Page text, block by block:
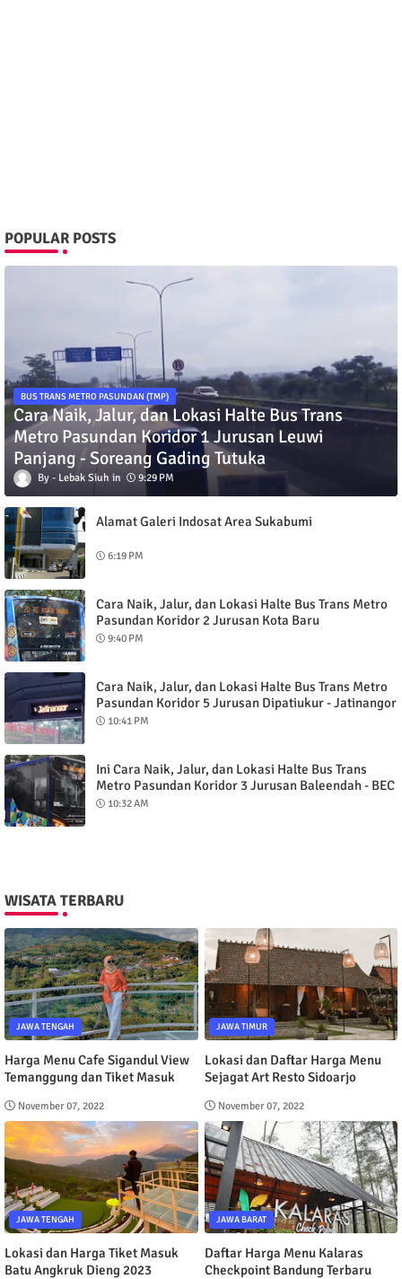
POPULAR POSTS
BUS TRANS METRO PASUNDAN (TMP)
Cara Naik, Jalur, dan Lokasi Halte Bus Trans
Metro Pasundan Koridor 1 Jurusan Leuwi
Panjang - Soreang Gading Tutuka
Lebak Siuh 9:29 PM
Alamat Galeri Indosat Area Sukabumi
6:19 PM
Cara Naik, Jalur, dan Lokasi Halte Bus Trans Metro
Pasundan Koridor 2 Jurusan Kota Baru
Parahyangan - Alun-Alun Bandung
9:40 PM
Cara Naik, Jalur, dan Lokasi Halte Bus Trans Metro
Pasundan Koridor 5 Jurusan Dipatiukur - Jatinangor
via Tol
10:41 PM
Ini Cara Naik, Jalur, dan Lokasi Halte Bus Trans
Metro Pasundan Koridor 3 Jurusan Baleendah - BEC
Kota Bandung
10:32 AM
WISATA TERBARU
JAWA TENGAH
Harga Menu Cafe Sigandul View
Temanggung dan Tiket Masuk
November 07, 2022
JAWA TIMUR
Lokasi dan Daftar Harga Menu
Sejagat Art Resto Sidoarjo
November 07, 2022
JAWA TENGAH
Lokasi dan Harga Tiket Masuk
Batu Angkruk Dieng 2023
JAWA BARAT
Daftar Harga Menu Kalaras
Checkpoint Bandung Terbaru